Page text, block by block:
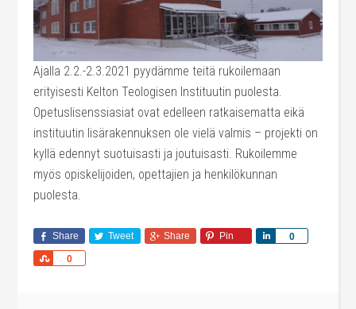
Ajalla 2.2.-2.3.2021 pyydämme teitä rukoilemaan
erityisesti Kelton Teologisen Instituutin puolesta.
Opetuslisenssiasiat ovat edelleen ratkaisematta eikä
instituutin lisärakennuksen ole vielä valmis – projekti on
kyllä edennyt suotuisasti ja joutuisasti. Rukoilemme
myös opiskelijoiden, opettajien ja henkilökunnan
puolesta.
Share Tweet Share Pin 0
Share
0
Share